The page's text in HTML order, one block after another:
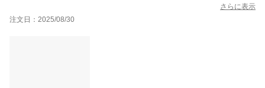
さらに表示
注文日：2025/08/30